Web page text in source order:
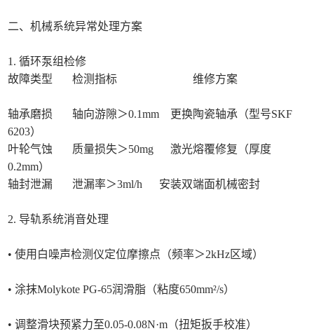
二、机械系统异常处理方案
1. 循环泵组检修
故障类型 检测指标 维修方案
轴承磨损 轴向游隙＞0.1mm 更换陶瓷轴承（型号SKF
6203）
叶轮气蚀 质量损失＞50mg 激光熔覆修复（厚度
0.2mm）
轴封泄漏 泄漏率＞3ml/h 安装双端面机械密封
2. 导轨系统消音处理
• 使用白噪声检测仪定位摩擦点（频率＞2kHz区域）
• 涂抹Molykote PG-65润滑脂（粘度650mm²/s）
• 调整滑块预紧力至0.05-0.08N·m（扭矩扳手校准）